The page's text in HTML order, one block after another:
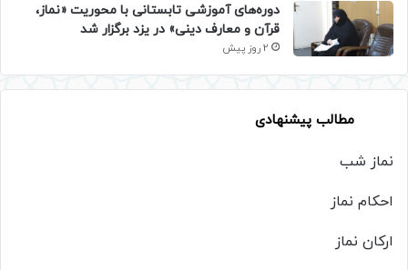
دوره‌های آموزشی تابستانی با محوریت «نماز،
قرآن و معارف دینی» در یزد برگزار شد
2 روز پیش
مطالب پیشنهادی
نماز شب
احکام نماز
ارکان نماز